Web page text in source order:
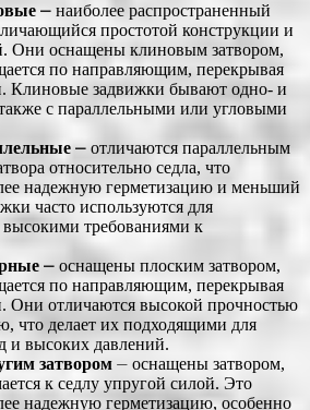
⎼ наиболее распространенный
простотой конструкции и
Они оснащены клиновым затвором,
по направляющим, перекрывая
Клиновые задвижки бывают одно- и
с параллельными или угловыми
⎼ отличаются параллельным
относительно седла, что
надежную герметизацию и меньший
часто используются для
высокими требованиями к
⎼ оснащены плоским затвором,
по направляющим, перекрывая
Они отличаются высокой прочностью
что делает их подходящими для
и высоких давлений.
затвором ⏤ оснащены затвором,
к седлу упругой силой. Это
надежную герметизацию, особенно